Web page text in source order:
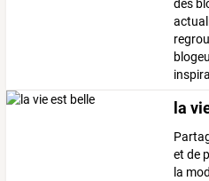
des
la
et de
la